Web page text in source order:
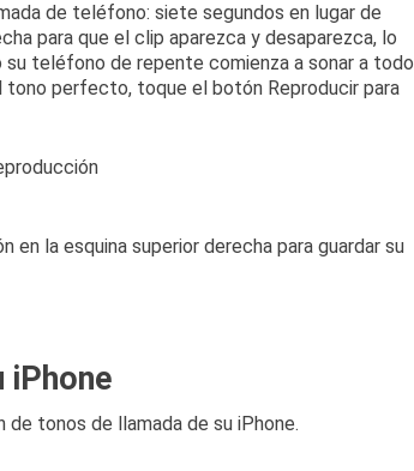
de teléfono: siete segundos en lugar de
para que el clip aparezca y desaparezca, lo
teléfono de repente comienza a sonar a todo
tono perfecto, toque el botón Reproducir para
la esquina superior derecha para guardar su
iPhone
tonos de llamada de su iPhone.